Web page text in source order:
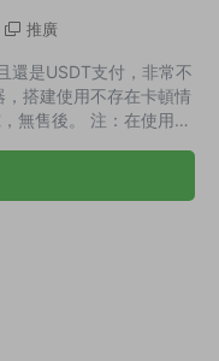
推廣
還是USDT支付，非常不
搭建使用不存在卡頓情
無售後。 注：在使用本
用用途僅限于測試、實
本站不承擔使用者在使